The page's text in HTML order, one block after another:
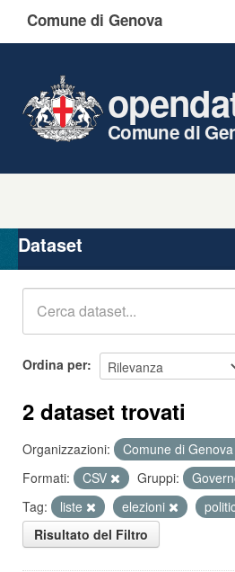
Comune di Genova
Comune di
Organizzazioni
Gruppi
Dataset
Ordina per
2 dataset trovati
Organizzazioni:
Comune di
Formati:
CSV Gruppi:
Tag:
liste elezioni
Risultato del Filtro